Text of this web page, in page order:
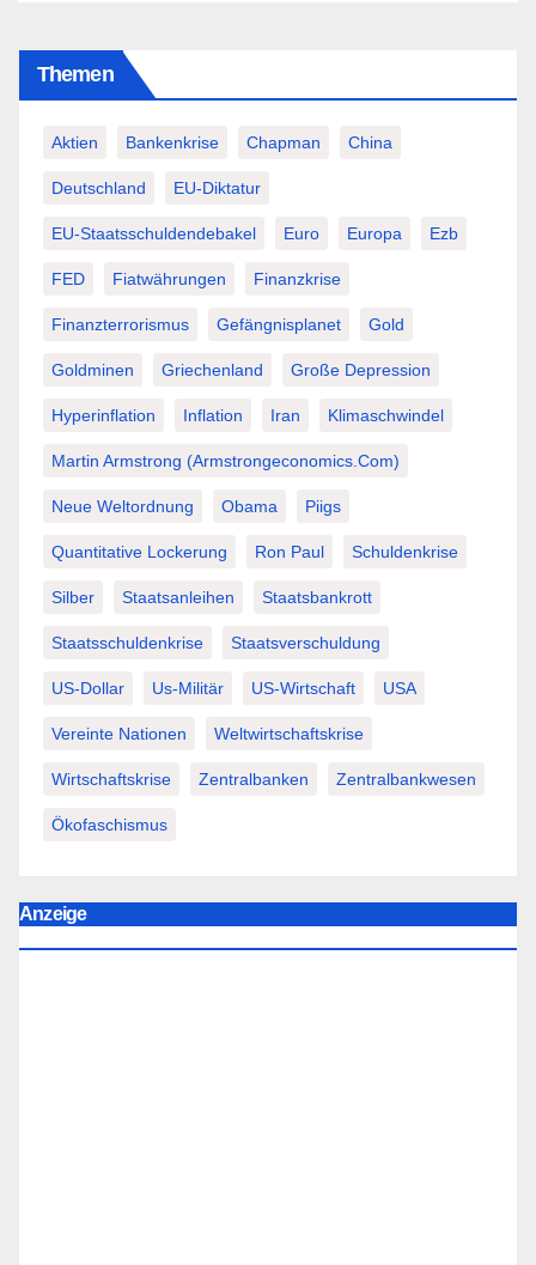
Themen
Aktien Bankenkrise Chapman China
Deutschland EU-Diktatur
EU-Staatsschuldendebakel Euro Europa Ezb
FED Fiatwährungen Finanzkrise
Finanzterrorismus Gefängnisplanet Gold
Goldminen Griechenland Große Depression
Hyperinflation Inflation Iran Klimaschwindel
Martin Armstrong (Armstrongeconomics.com)
Neue Weltordnung Obama Piigs
Quantitative Lockerung Ron Paul Schuldenkrise
Silber Staatsanleihen Staatsbankrott
Staatsschuldenkrise Staatsverschuldung
US-Dollar Us-Militär US-Wirtschaft USA
Vereinte Nationen Weltwirtschaftskrise
Wirtschaftskrise Zentralbanken Zentralbankwesen
Ökofaschismus
Anzeige